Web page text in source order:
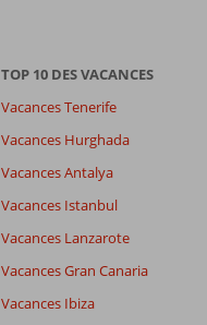
Trier par
TOP 10 DES VACANCES
Vacances Tenerife
Vacances Hurghada
Vacances Antalya
Vacances Istanbul
Vacances Lanzarote
Vacances Gran Canaria
Vacances Ibiza